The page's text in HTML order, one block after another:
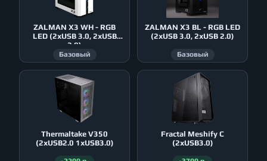
ZALMAN X3 WH - RGB
LED (2xUSB 3.0, 2xUSB
2.0)
Базовый
ZALMAN X3 BL - RGB LED
(2xUSB 3.0, 2xUSB 2.0)
Базовый
Thermaltake V350
(2xUSB2.0 1xUSB3.0)
Fractal Meshify C
(2xUSB3.0)